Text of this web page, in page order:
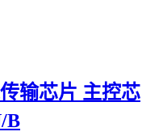
输芯片 主控芯
B